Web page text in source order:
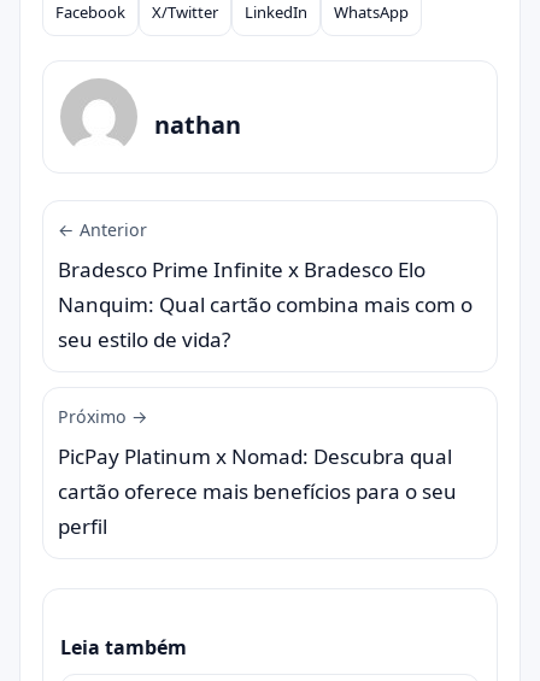
Compartilhar
Facebook X/Twitter LinkedIn WhatsApp
nathan
← Anterior
Bradesco Prime Infinite x Bradesco Elo
Nanquim: Qual cartão combina mais com o
seu estilo de vida?
Próximo →
PicPay Platinum x Nomad: Descubra qual
cartão oferece mais benefícios para o seu
perfil
Leia também